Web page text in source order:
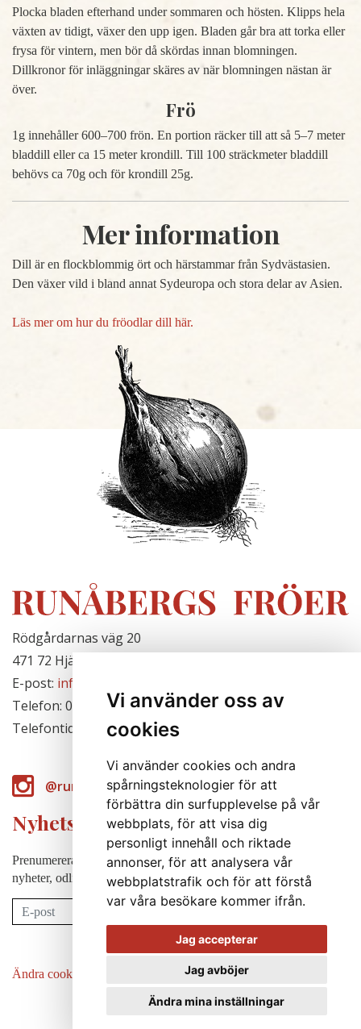
Vi använder oss av
cookies
Vi använder cookies och andra
spårningsteknologier för att
förbättra din surfupplevelse på vår
webbplats, för att visa dig
personligt innehåll och riktade
annonser, för att analysera vår
webbplatstrafik och för att förstå
var våra besökare kommer ifrån.
Jag accepterar
Jag avböjer
Ändra mina inställningar
Plocka bladen efterhand under sommaren och hösten. Klipps hela
växten av tidigt, växer den upp igen. Bladen går bra att torka eller
frysa för vintern, men bör då skördas innan blomningen.
Dillkronor för inläggningar skäres av när blomningen nästan är
över.
Frö
1g innehåller 600–700 frön. En portion räcker till att så 5–7 meter
bladdill eller ca 15 meter krondill. Till 100 sträckmeter bladdill
behövs ca 70g och för krondill 25g.
Mer information
Dill är en flockblommig ört och härstammar från Sydvästasien.
Den växer vild i bland annat Sydeuropa och stora delar av Asien.
Läs mer om hur du fröodlar dill här.
Rödgårdarnas väg 20
471 72 Hjälteby, Sverige
E-post: info@runabergsfroer.se
Telefon: 0303-777140
Telefontid: Stängt för säsongen
@runabergsfroer
Nyhetsbrev
Prenumerera på vårt nyhetsbrev för att några gånger per år få
nyheter, odlingstips m.m.
Prenumerera
Ändra cookie-inställningar